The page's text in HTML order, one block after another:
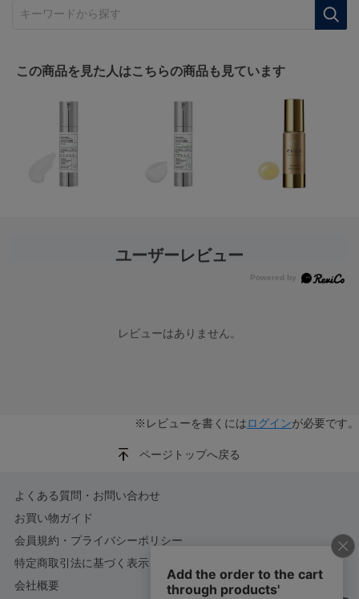
キーワードから探す
この商品を見た人はこちらの商品も見ています
ユーザーレビュー
レビューはありません。
※レビューを書くにはログインが必要です。
ページトップへ戻る
よくある質問・お問い合わせ
お買い物ガイド
会員規約・プライバシーポリシー
特定商取引法に基づく表示
会社概要